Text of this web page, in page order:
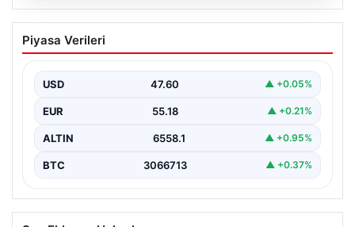
Menderes Belediyesi soruşturması.
Firari başkan yardımcısı yakalandı
Sonuçlandı: Firari Başkan Yardımcısı Yakalandı”,
“content”: “ İzmir’in…
Piyasa Verileri
USD 47.60 ▲ +0.05%
EUR 55.18 ▲ +0.21%
ALTIN 6558.1 ▲ +0.95%
BTC 3066713 ▲ +0.37%